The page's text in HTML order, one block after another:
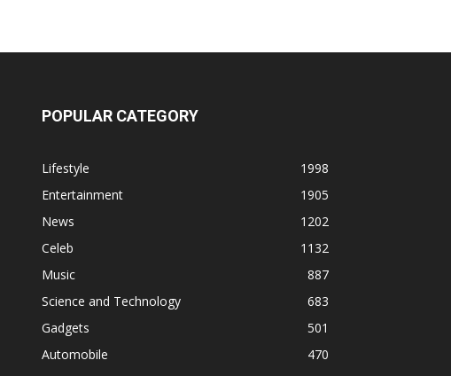
POPULAR CATEGORY
Lifestyle
1998
Entertainment
1905
News
1202
Celeb
1132
Music
887
Science and Technology
683
Gadgets
501
Automobile
470